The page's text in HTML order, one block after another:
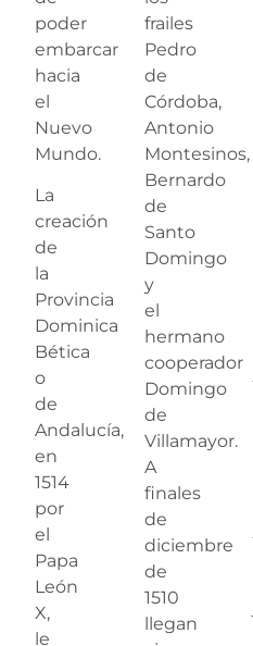
poder
embarcar
hacia
el
Nuevo
Mundo.
La
creación
de
la
Provincia
Dominica
Bética
o
de
Andalucía,
en
1514
por
el
Papa
León
X,
le
frailes
Pedro
de
Córdoba,
Antonio
Montesinos,
Bernardo
de
Santo
Domingo
y
el
hermano
cooperador
Domingo
de
Villamayor.
A
finales
de
diciembre
de
1510
llegan